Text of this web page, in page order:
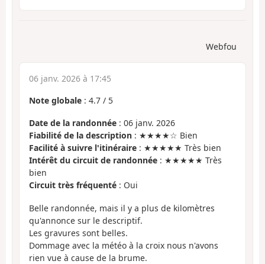
Webfou
06 janv. 2026 à 17:45
Note globale : 4.7 / 5
Date de la randonnée : 06 janv. 2026
Fiabilité de la description : ★★★★☆ Bien
Facilité à suivre l'itinéraire : ★★★★★ Très bien
Intérêt du circuit de randonnée : ★★★★★ Très
bien
Circuit très fréquenté : Oui
Belle randonnée, mais il y a plus de kilomètres
qu'annonce sur le descriptif.
Les gravures sont belles.
Dommage avec la météo à la croix nous n'avons
rien vue à cause de la brume.